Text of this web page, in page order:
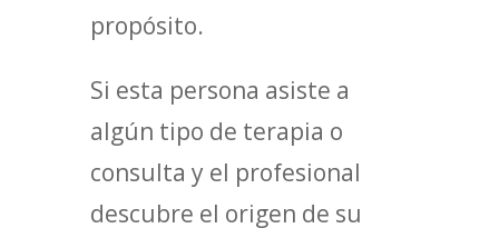
propósito.
Si esta persona asiste a
algún tipo de terapia o
consulta y el profesional
descubre el origen de su